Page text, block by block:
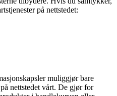
på nettstedet:
muliggjør bare
nettstedet vårt. De gjør for